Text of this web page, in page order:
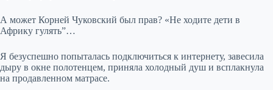
А может Корней Чуковский был прав? «Не ходите дети в
Африку гулять”…
Я безуспешно попыталась подключиться к интернету, завесила
дыру в окне полотенцем, приняла холодный душ и всплакнула
на продавленном матрасе.